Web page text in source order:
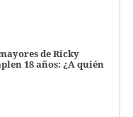
de Ricky
18 años: ¿A quién